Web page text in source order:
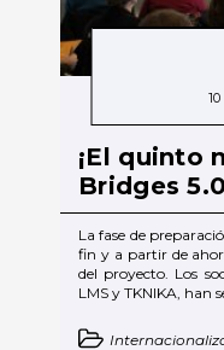
¡El quinto
Bridges
La fase de
fin y a partir de
del proyecto. Los
LMS y TKNIKA, han